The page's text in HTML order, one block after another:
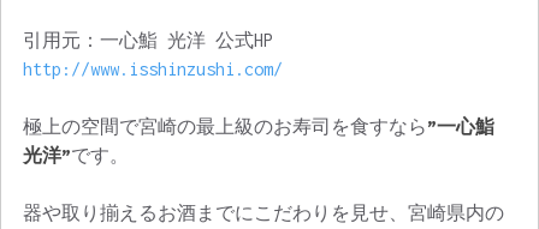
引用元：一心鮨 光洋 公式HP
http://www.isshinzushi.com/
極上の空間で宮崎の最上級のお寿司を食すなら”一心鮨
光洋”です。
器や取り揃えるお酒までにこだわりを見せ、宮崎県内の